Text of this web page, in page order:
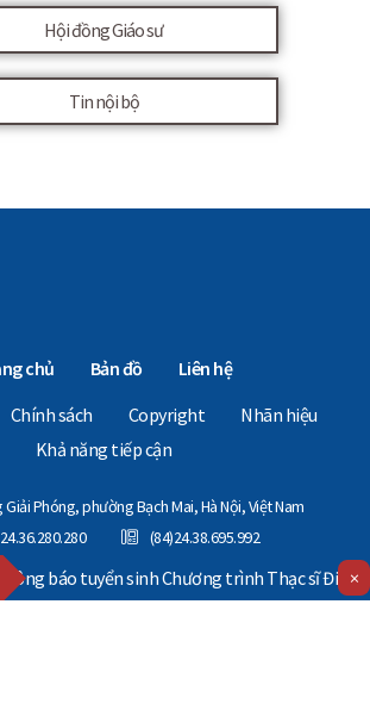
Hội đồng Giáo sư
Tin nội bộ
chủ Bản đồ
Liên hệ
Chính sách Copyright
Nhãn hiệu
Khả năng tiếp cận
Phóng, phường Bạch Mai, Hà Nội, Việt Nam
(84)24.38.695.992
Economics University. All Rights Reserved
tuyển sinh Chương trình Thạc sĩ Điều hành ×